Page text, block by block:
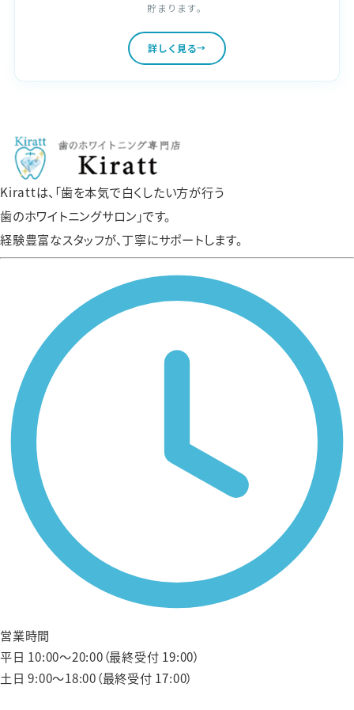
貯まります。
詳しく見る
Kirattは、「歯を本気で白くしたい方が行う
歯のホワイトニングサロン」です。
経験豊富なスタッフが、丁寧にサポートします。
営業時間
平日 10:00〜20:00（最終受付 19:00）
土日 9:00〜18:00（最終受付 17:00）